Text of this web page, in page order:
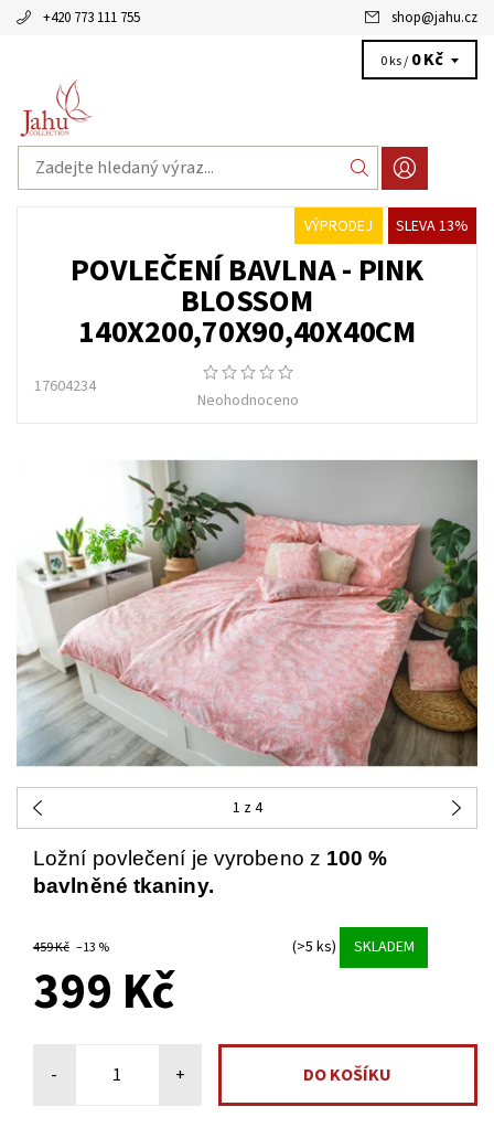
+420 773 111 755 shop@jahu.cz
0 ks / 0 Kč
VÝPRODEJ SLEVA 13%
POVLEČENÍ BAVLNA - PINK
BLOSSOM
140X200,70X90,40X40CM
17604234
Neohodnoceno
1 z 4
Ložní povlečení je vyrobeno z 100 %
bavlněné tkaniny.
459 Kč –13 % (>5 ks) SKLADEM
399 Kč
- +